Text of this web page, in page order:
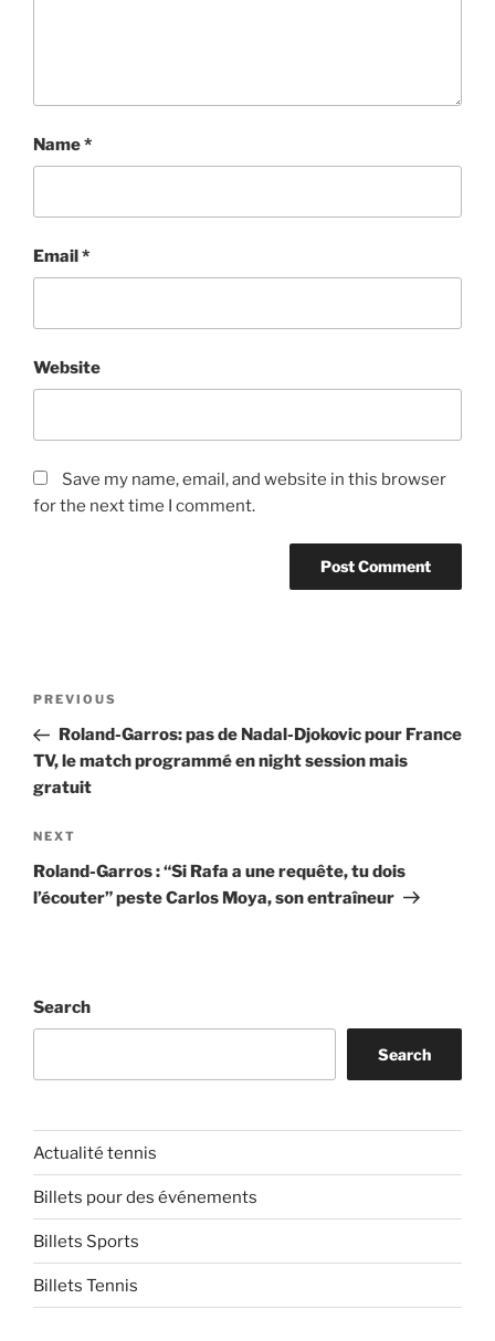
Name*
Email*
Website
Save my name, email, and website in this browser
for the next time I comment.
Previous
Post
PREVIOUS
Roland-Garros: pas de Nadal-Djokovic pour France
TV, le match programmé en night session mais
gratuit
Next
Post
NEXT
Roland-Garros : “Si Rafa a une requête, tu dois
l’écouter” peste Carlos Moya, son entraîneur
Search
Search
Actualité tennis
Billets pour des événements
Billets Sports
Billets Tennis